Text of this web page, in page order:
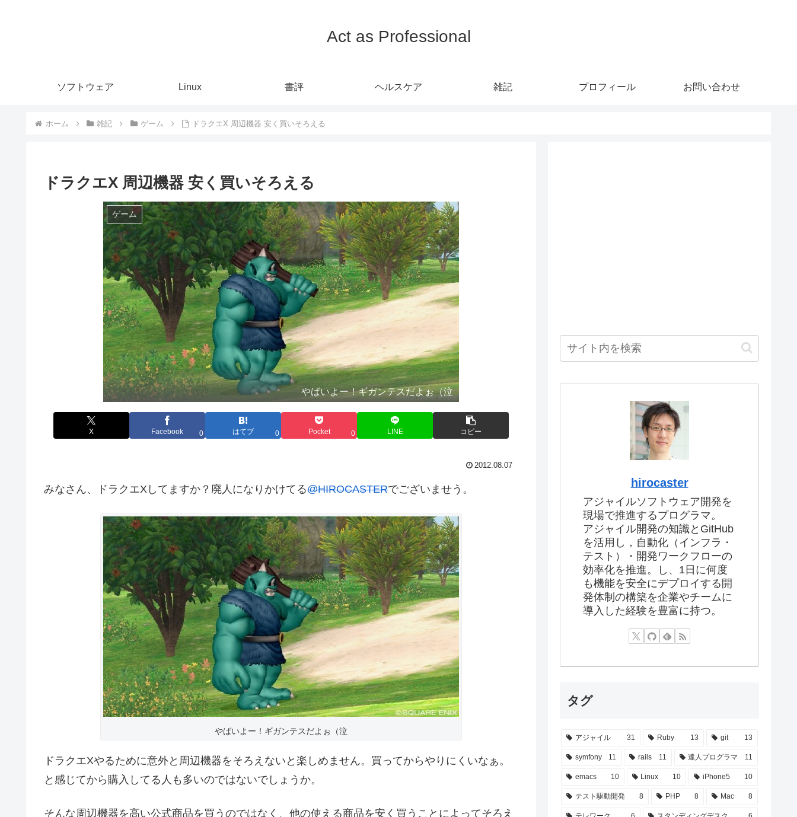
Act as Professional
ソフトウェア Linux 書評 ヘルスケア 雑記 プロフィール お問い合わせ
ホーム 雑記 ゲーム ドラクエX 周辺機器 安く買いそろえる
ドラクエX 周辺機器 安く買いそろえる
ゲーム
やばいよー！ギガンテスだよぉ（泣
X Facebook 0 はてブ 0 Pocket 0 LINE コピー
2012.08.07
みなさん、ドラクエXしてますか？廃人になりかけてる@HIROCASTERでございませう。
やばいよー！ギガンテスだよぉ（泣
ドラクエXやるために意外と周辺機器をそろえないと楽しめません。買ってからやりにくいなぁ。
と感じてから購入してる人も多いのではないでしょうか。
そんな周辺機器を高い公式商品を買うのではなく、他の使える商品を安く買うことによってそろえ
hirocaster
アジャイルソフトウェア開発を
現場で推進するプログラマ。
アジャイル開発の知識とGitHub
を活用し，自動化（インフラ・
テスト）・開発ワークフローの
効率化を推進。し、1日に何度
も機能を安全にデプロイする開
発体制の構築を企業やチームに
導入した経験を豊富に持つ。
タグ
アジャイル 31 Ruby 13 git 13
symfony 11 rails 11 達人プログラマ 11
emacs 10 Linux 10 iPhone5 10
テスト駆動開発 8 PHP 8 Mac 8